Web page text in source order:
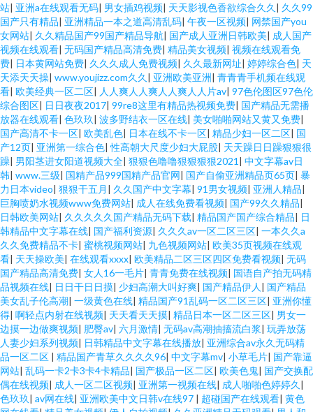
站| 亚洲a在线观看无码| 男女插鸡视频| 天天影视色香欲综合久久 | 久久99
国产只有精品| 亚洲精品一本之道高清乱码| 午夜一区视频| 网禁国产you
女网站| 久久精品国产99国产精品导航| 国产成人亚洲日韩欧美| 成人国产
视频在线观看| 无码国产精品高清免费| 精品美女视频| 视频在线观看免
费| 日本黄网站免费| 久久久成人免费视频| 久久最新网址| 婷婷综合色| 天
天添天天操| www.youjizz.com久久 | 亚洲欧美亚洲| 青青青手机频在线观
看| 欧美经典一区二区| 人人爽人人爽人人爽人人片av| 97色伦图区97色伦
综合图区| 日日夜夜2017| 99re8这里有精品热视频免费| 国产精品无需播
放器在线观看| 色玖玖| 波多野结衣一区在线| 美女啪啪网站又黄又免费|
国产高清不卡一区| 欧美乱色| 日本在线不卡一区| 精品少妇一区二区| 国
产12页| 亚洲第一综合色|性高朝大尺度少妇大屁股| 天天躁日日躁狠狠很
躁| 男阳茎进女阳道视频大全| 狠狠色噜噜狠狠狠狠2021 | 中文字幕av日
韩| www.三级| 国精产品999国精产品官网| 国产自偷亚洲精品页65页| 暴
力日本video| 狠狠干五月 | 久久国产中文字幕| 91男女视频| 亚洲人精品|
巨胸喷奶水视频www免费网站| 成人在线免费看视频| 国产99久久精品|
日韩欧美网站| 久久久久久国产精品无码下载| 精品国产国产综合精品| 日
韩精品中文字幕在线| 国产福利资源| 久久久av一区二区三区| 一本久久a
久久免费精品不卡| 蜜桃视频网站| 九色视频网站| 欧美35页视频在线观
看| 天天操欧美| 在线观看xxxx| 欧美精品二区三区四区免费看视频| 无码
国产精品高清免费| 女人16一毛片| 青青免费在线视频| 国语自产拍无码精
品视频在线| 日日干日日摸| 少妇高潮大叫好爽| 国产精品伊人 | 国产精品
美女乱子伦高潮| 一级黄色在线| 精品国产91乱码一区二区三区| 亚洲你懂
得| 啊轻点内射在线视频| 天天看天天摸| 精品日本一区二区三区| 男女一
边摸一边做爽视频| 肥臀av| 六月激情| 无码av高潮抽搐流白浆| 玩弄放荡
人妻少妇系列视频| 日韩精品中文字幕在线播放| 亚洲综合av永久无码精
品一区二区 | 精品国产青草久久久久96| 中文字幕mv| 小草毛片| 国产靠逼
网站| 乱码一卡2卡3卡4卡精品| 国产极品一区二区| 欧美色鬼| 国产交换配
偶在线视频| 成人一区二区视频| 亚洲第一视频在线| 成人啪啪色婷婷久 |
色玖玖| av网在线| 亚洲欧美中文日韩v在线97 | 超碰国产在线观看| 黄色